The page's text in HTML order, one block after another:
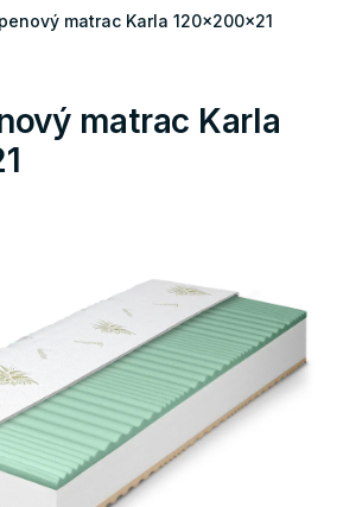
matrac Karla 120x200x21
matrac Karla